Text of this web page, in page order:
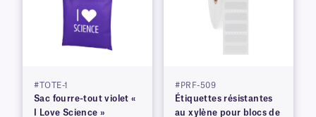
#TOTE-1
Sac fourre-tout violet «
I Love Science »
#PRF-509
Étiquettes résistantes
au xylène pour blocs de